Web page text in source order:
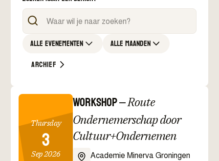
Alle evenementen
Alle maanden
Archief
Thursday
3
Sep 2026
Workshop–Route
Ondernemerschap door
Cultuur+Ondernemen
Academie Minerva Groningen